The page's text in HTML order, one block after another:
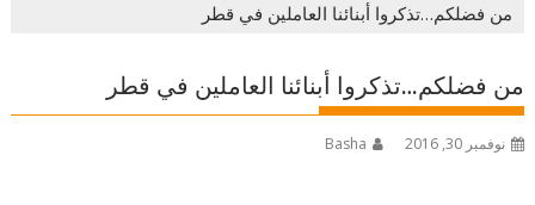
من فضلكم…تذكروا أبنائنا العاملين في قطر
من فضلكم…تذكروا أبنائنا العاملين في قطر
نوفمبر 30, 2016 Basha